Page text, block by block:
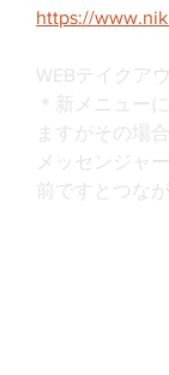
https://
WEBテイクア
＊新メニュー
ますがその場
メッセンジャ
前ですとつな